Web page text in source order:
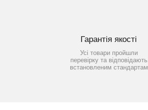
Гарантія якості
Усі товари пройшли
перевірку та відповідають
встановленим стандартам